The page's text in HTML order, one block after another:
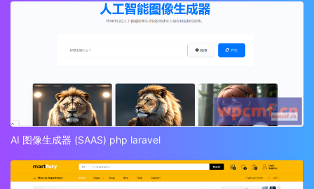
AI 图像生成器 (SAAS) php laravel